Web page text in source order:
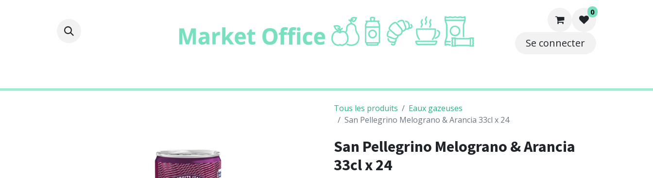
0
Se connecter
Tous les produits
Eaux gazeuses
San Pellegrino Melograno & Arancia 33cl x 24
San Pellegrino Melograno & Arancia
33cl x 24